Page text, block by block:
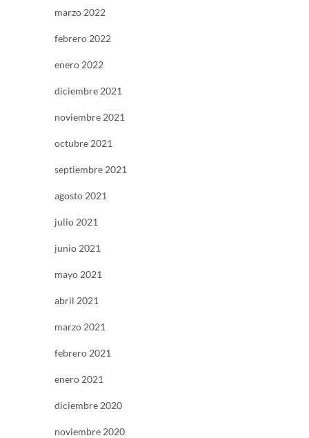
marzo 2022
febrero 2022
enero 2022
diciembre 2021
noviembre 2021
octubre 2021
septiembre 2021
agosto 2021
julio 2021
junio 2021
mayo 2021
abril 2021
marzo 2021
febrero 2021
enero 2021
diciembre 2020
noviembre 2020